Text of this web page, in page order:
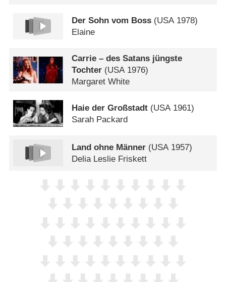
Der Sohn vom Boss (USA1978)
Elaine
Carrie – des Satans jüngste
Tochter (USA 1976)
Margaret White
Haie der Großstadt (USA 1961)
Sarah Packard
Land ohne Männer (USA 1957)
Delia Leslie Friskett